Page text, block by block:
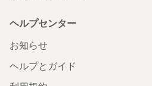
ヘルプセンター
お知らせ
ヘルプとガイド